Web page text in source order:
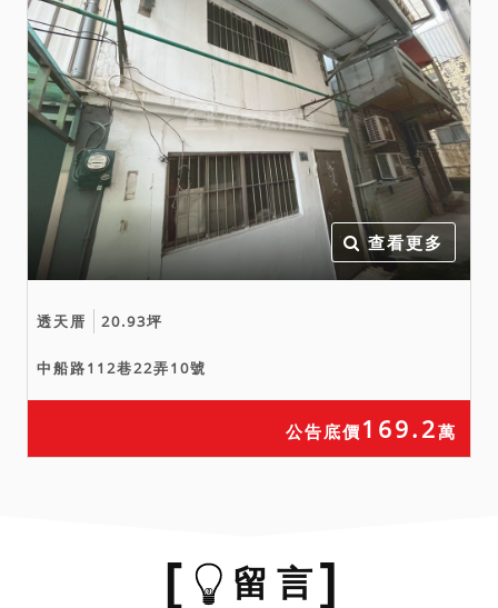
查看更多
透天厝 20.93坪
中船路112巷22弄10號
公告底價 169.2萬
留 言